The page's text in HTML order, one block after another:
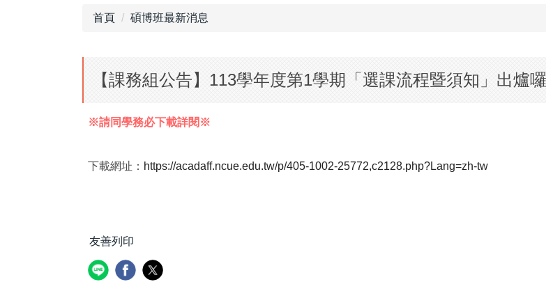
首頁 碩博班最新消息
【課務組公告】113學年度第1學期「選課流程暨須知」出爐
※請同學務必下載詳閱※
下載網址： https://acadaff.ncue.edu.tw/p/405-1002-25772,c2128.php?Lang=zh-tw
友善列印